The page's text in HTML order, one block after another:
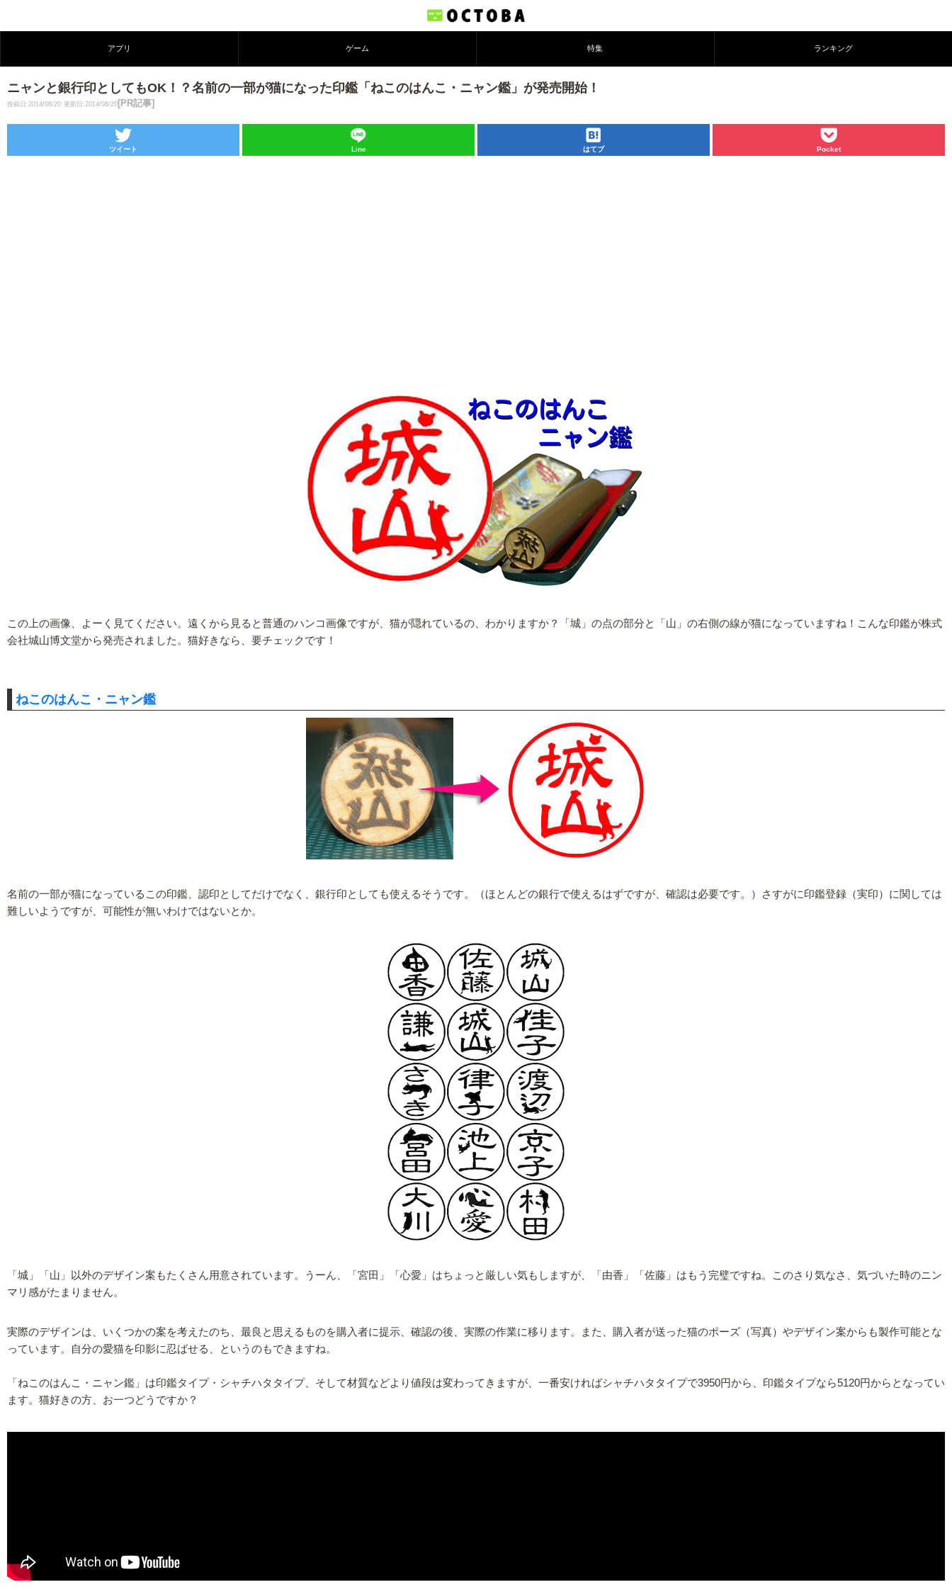
アプリ ゲーム 特集 ランキング
ニャンと銀行印としてもOK！？名前の一部が猫になった印鑑「ねこのはんこ・ニャン鑑」が発売開始！
投稿日:2014/08/20 更新日:2014/08/20 [PR記事]
ツイート Line はてブ Pocket
この上の画像、よーく見てください。遠くから見ると普通のハンコ画像ですが、猫が隠れているの、わかりますか？「城」の点の部分と「山」の右側の線が猫になっていますね！こんな印鑑が株式
会社城山博文堂から発売されました。猫好きなら、要チェックです！
ねこのはんこ・ニャン鑑
名前の一部が猫になっているこの印鑑、認印としてだけでなく、銀行印としても使えるそうです。（ほとんどの銀行で使えるはずですが、確認は必要です。）さすがに印鑑登録（実印）に関しては
難しいようですが、可能性が無いわけではないとか。
「城」「山」以外のデザイン案もたくさん用意されています。うーん、「宮田」「心愛」はちょっと厳しい気もしますが、「由香」「佐藤」はもう完璧ですね。このさり気なさ、気づいた時のニン
マリ感がたまりません。
実際のデザインは、いくつかの案を考えたのち、最良と思えるものを購入者に提示、確認の後、実際の作業に移ります。また、購入者が送った猫のポーズ（写真）やデザイン案からも製作可能とな
っています。自分の愛猫を印影に忍ばせる、というのもできますね。
「ねこのはんこ・ニャン鑑」は印鑑タイプ・シャチハタタイプ、そして材質などより値段は変わってきますが、一番安ければシャチハタタイプで3950円から、印鑑タイプなら5120円からとなってい
ます。猫好きの方、お一つどうですか？